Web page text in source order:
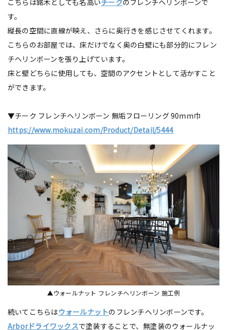
す。
縦長の空間に直線が映え、さらに奥行きを感じさせてくれます。
こちらのお部屋では、床だけでなく奥の白壁にも部分的にフレン
チヘリンボーンを張り上げています。
床と壁どちらに使用しても、空間のアクセントとして活かすこと
ができます。
▼チーク フレンチヘリンボーン 無垢フローリング 90mm巾
https://www.mokuzai.com/Product/Detail/5444
▲ウォールナット フレンチヘリンボーン 施工例
続いてこちらはウォールナットのフレンチヘリンボーンです。
Arborドライワックスで塗装することで、無塗装のウォールナッ